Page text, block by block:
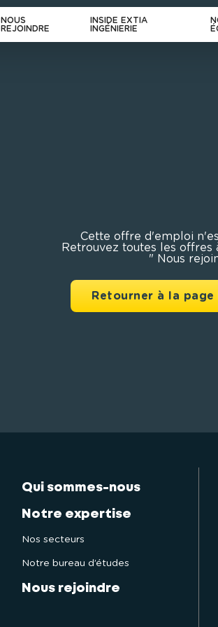
NOUS
REJOINDRE
INSIDE EXTIA
INGÉNIERIE
Cette offre d'emploi
Retrouvez toutes les offres
" Nous
Retourner à la page
Qui sommes-nous
Notre expertise
Nos secteurs
Notre bureau d’études
Nous rejoindre